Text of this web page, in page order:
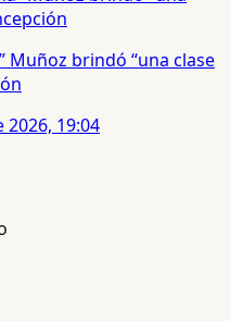
Muñoz brindó “una clase
2026, 19:04